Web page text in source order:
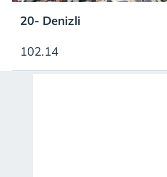
20- Denizli
102.14